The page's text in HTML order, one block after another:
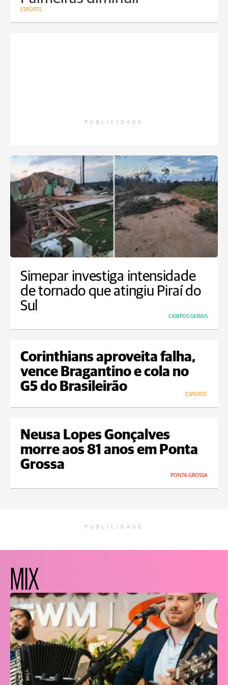
ESPORTE
PUBLICIDADE
Simepar investiga intensidade
de tornado que atingiu Piraí do
Sul
CAMPOS GERAIS
Corinthians aproveita falha,
vence Bragantino e cola no
G5 do Brasileirão
ESPORTE
Neusa Lopes Gonçalves
morre aos 81 anos em Ponta
Grossa
PONTA GROSSA
PUBLICIDADE
MIX